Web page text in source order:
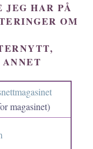
JEG HAR PÅ
OM
magasinet)